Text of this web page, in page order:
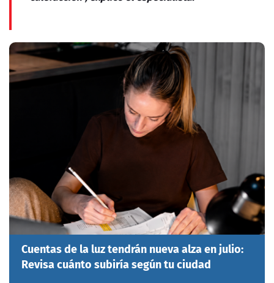
Cuentas de la luz tendrán nueva alza en julio:
Revisa cuánto subiría según tu ciudad